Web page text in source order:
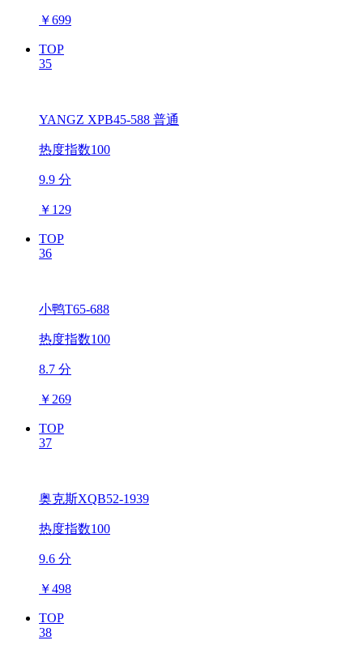
￥699
TOP
35
YANGZ XPB45-588 普通
热度指数100
9.9 分
￥ 129
TOP
36
小鸭T65-688
热度指数100
8.7 分
￥ 269
TOP
37
奥克斯XQB52-1939
热度指数100
9.6 分
￥498
TOP
38